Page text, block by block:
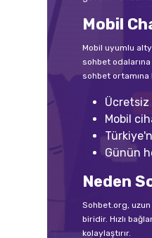
Mobil
Mobil uyumlu
sohbet
sohbet ortamına
Ücretsiz
Mobil
Günün
Neden
Sohbet.org,
biridir. Hızlı
kolaylaştırır.